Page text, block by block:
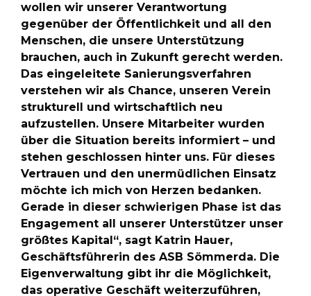
wollen wir unserer Verantwortung
gegenüber der Öffentlichkeit und all den
Menschen, die unsere Unterstützung
brauchen, auch in Zukunft gerecht werden.
Das eingeleitete Sanierungsverfahren
verstehen wir als Chance, unseren Verein
strukturell und wirtschaftlich neu
aufzustellen. Unsere Mitarbeiter wurden
über die Situation bereits informiert – und
stehen geschlossen hinter uns. Für dieses
Vertrauen und den unermüdlichen Einsatz
möchte ich mich von Herzen bedanken.
Gerade in dieser schwierigen Phase ist das
Engagement all unserer Unterstützer unser
größtes Kapital“, sagt Katrin Hauer,
Geschäftsführerin des ASB Sömmerda. Die
Eigenverwaltung gibt ihr die Möglichkeit,
das operative Geschäft weiterzuführen,